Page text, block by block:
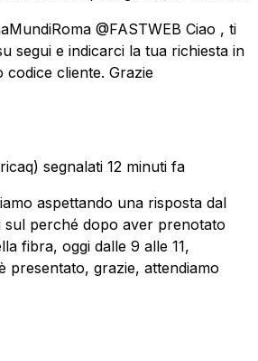
@FASTWEB Ciao , ti
segui e indicarci la tua richiesta in
codice cliente. Grazie
segnalati 12 minuti fa
aspettando una risposta dal
sul perché dopo aver prenotato
fibra, oggi dalle 9 alle 11,
presentato, grazie, attendiamo